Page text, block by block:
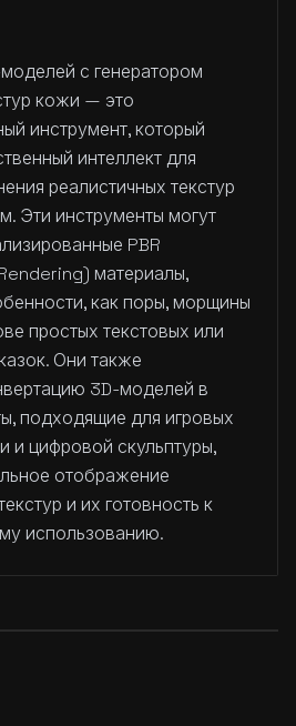
с генератором
кожи — это
инструмент, который
интеллект для
реалистичных текстур
Эти инструменты могут
PBR
материалы,
как поры, морщины
простых текстовых или
Они также
3D-моделей в
подходящие для игровых
и цифровой скульптуры,
отображение
и их готовность к
использованию.